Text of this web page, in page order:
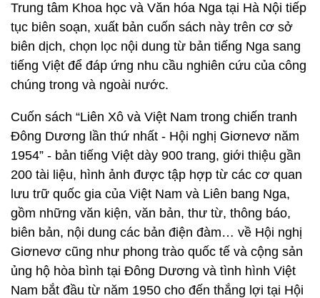
Trung tâm Khoa học và Văn hóa Nga tại Hà Nội tiếp
tục biên soạn, xuất bản cuốn sách này trên cơ sở
biên dịch, chọn lọc nội dung từ bản tiếng Nga sang
tiếng Việt để đáp ứng nhu cầu nghiên cứu của công
chúng trong và ngoài nước.
Cuốn sách “Liên Xô và Việt Nam trong chiến tranh
Đông Dương lần thứ nhất - Hội nghị Giơnevơ năm
1954” - bản tiếng Việt dày 900 trang, giới thiệu gần
200 tài liệu, hình ảnh được tập hợp từ các cơ quan
lưu trữ quốc gia của Việt Nam và Liên bang Nga,
gồm những văn kiện, văn bản, thư từ, thông báo,
biên bản, nội dung các bản điện đàm… về Hội nghị
Giơnevơ cũng như phong trào quốc tế và cộng sản
ủng hộ hòa bình tại Đông Dương và tình hình Việt
Nam bắt đầu từ năm 1950 cho đến thắng lợi tại Hội